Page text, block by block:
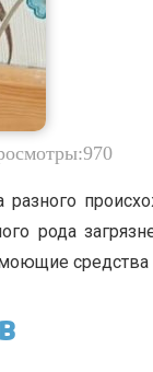
970
рода
средства